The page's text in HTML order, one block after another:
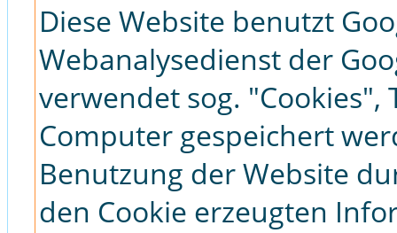
Diese Website benutzt
Webanalysedienst der
verwendet sog.
Computer gespeichert
Benutzung der Website
den Cookie erzeugten